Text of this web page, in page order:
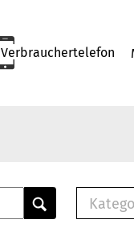
Verbrauchertelefon